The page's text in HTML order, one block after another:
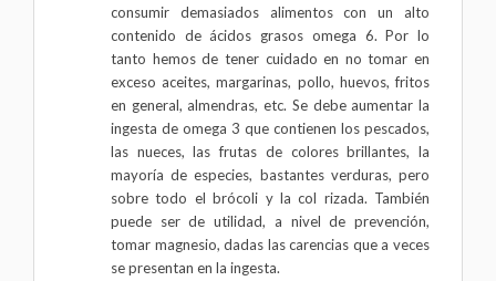
consumir demasiados alimentos con un alto
contenido de ácidos grasos omega 6. Por lo
tanto hemos de tener cuidado en no tomar en
exceso aceites, margarinas, pollo, huevos, fritos
en general, almendras, etc. Se debe aumentar la
ingesta de omega 3 que contienen los pescados,
las nueces, las frutas de colores brillantes, la
mayoría de especies, bastantes verduras, pero
sobre todo el brócoli y la col rizada. También
puede ser de utilidad, a nivel de prevención,
tomar magnesio, dadas las carencias que a veces
se presentan en la ingesta.